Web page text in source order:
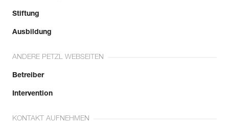
Stiftung
Ausbildung
ANDERE PETZL WEBSEITEN
Betreiber
Intervention
KONTAKT AUFNEHMEN